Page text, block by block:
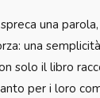
una
una
solo il libro
per i loro